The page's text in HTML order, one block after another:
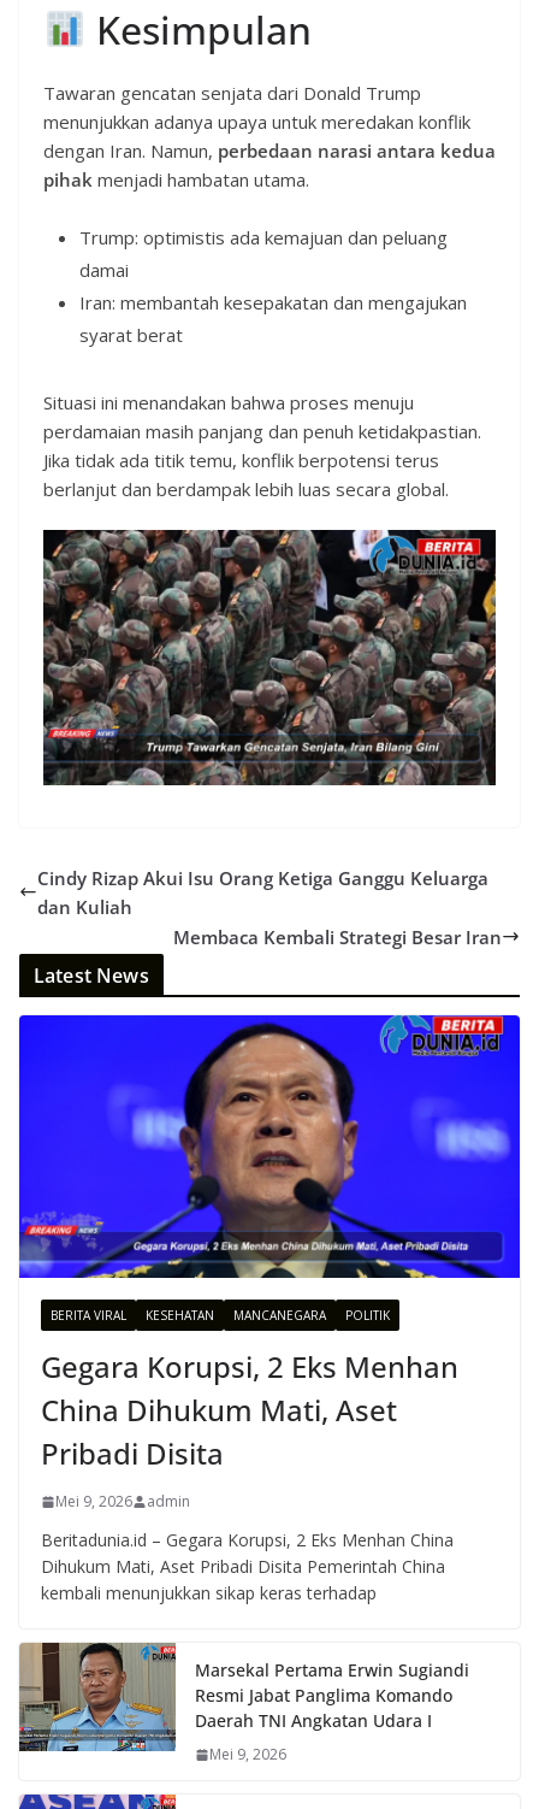
Kesimpulan
Tawaran gencatan senjata dari Donald Trump
menunjukkan adanya upaya untuk meredakan konflik
dengan Iran. Namun, perbedaan narasi antara kedua
pihak menjadi hambatan utama.
Trump: optimistis ada kemajuan dan peluang
damai
Iran: membantah kesepakatan dan mengajukan
syarat berat
Situasi ini menandakan bahwa proses menuju
perdamaian masih panjang dan penuh ketidakpastian.
Jika tidak ada titik temu, konflik berpotensi terus
berlanjut dan berdampak lebih luas secara global.
Cindy Rizap Akui Isu Orang Ketiga Ganggu Keluarga
dan Kuliah
Membaca Kembali Strategi Besar Iran
Latest News
BERITA VIRAL KESEHATAN MANCANEGARA POLITIK
Gegara Korupsi, 2 Eks Menhan
China Dihukum Mati, Aset
Pribadi Disita
Mei 9, 2026 admin
Beritadunia.id – Gegara Korupsi, 2 Eks Menhan China
Dihukum Mati, Aset Pribadi Disita Pemerintah China
kembali menunjukkan sikap keras terhadap
Marsekal Pertama Erwin Sugiandi
Resmi Jabat Panglima Komando
Daerah TNI Angkatan Udara I
Mei 9, 2026